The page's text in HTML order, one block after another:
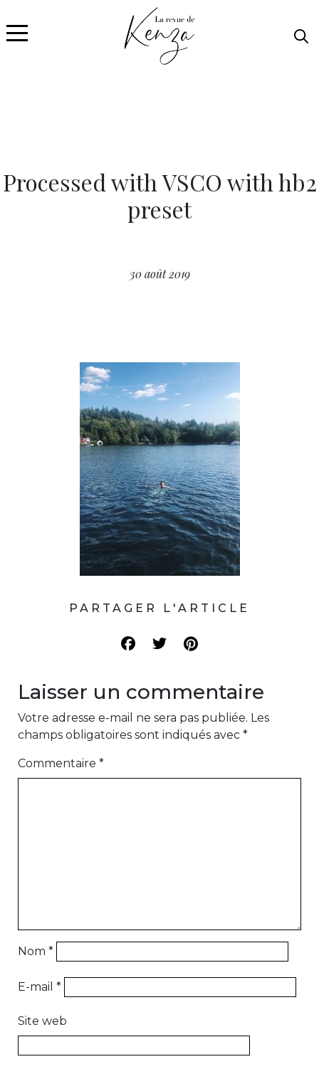
Processed with VSCO with hb2
preset
30 août 2019
PARTAGER L'ARTICLE
Laisser un commentaire
Votre adresse e-mail ne sera pas publiée. Les
champs obligatoires sont indiqués avec *
Commentaire *
Nom *
E-mail *
Site web